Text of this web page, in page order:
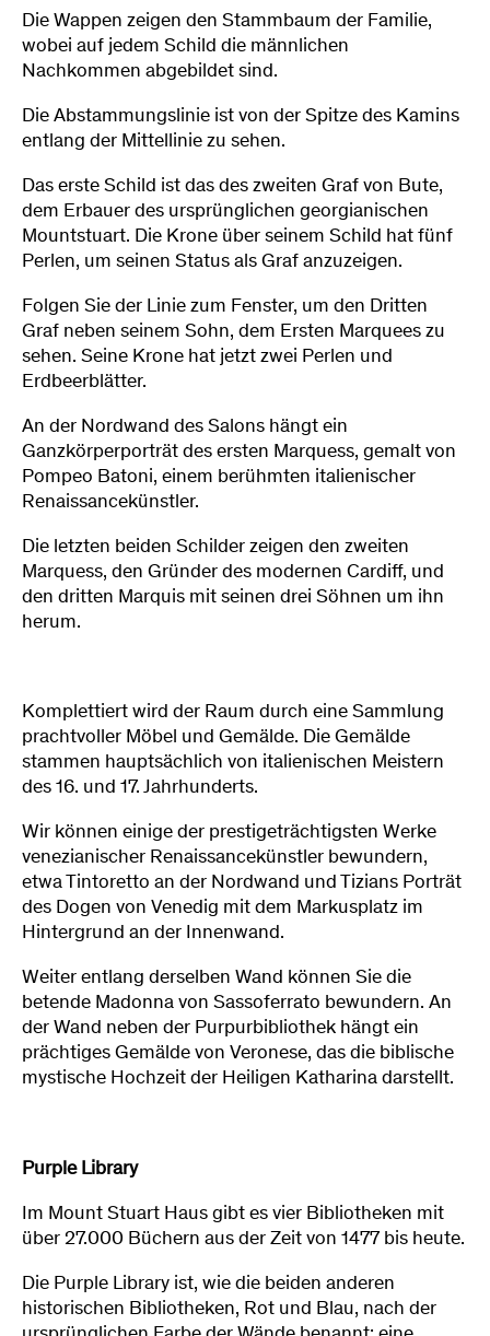
Die Wappen zeigen den Stammbaum der Familie,
wobei auf jedem Schild die männlichen
Nachkommen abgebildet sind.
Die Abstammungslinie ist von der Spitze des Kamins
entlang der Mittellinie zu sehen.
Das erste Schild ist das des zweiten Graf von Bute,
dem Erbauer des ursprünglichen georgianischen
Mountstuart. Die Krone über seinem Schild hat fünf
Perlen, um seinen Status als Graf anzuzeigen.
Folgen Sie der Linie zum Fenster, um den Dritten
Graf neben seinem Sohn, dem Ersten Marquees zu
sehen. Seine Krone hat jetzt zwei Perlen und
Erdbeerblätter.
An der Nordwand des Salons hängt ein
Ganzkörperporträt des ersten Marquess, gemalt von
Pompeo Batoni, einem berühmten italienischer
Renaissancekünstler.
Die letzten beiden Schilder zeigen den zweiten
Marquess, den Gründer des modernen Cardiff, und
den dritten Marquis mit seinen drei Söhnen um ihn
herum.
Komplettiert wird der Raum durch eine Sammlung
prachtvoller Möbel und Gemälde. Die Gemälde
stammen hauptsächlich von italienischen Meistern
des 16. und 17. Jahrhunderts.
Wir können einige der prestigeträchtigsten Werke
venezianischer Renaissancekünstler bewundern,
etwa Tintoretto an der Nordwand und Tizians Porträt
des Dogen von Venedig mit dem Markusplatz im
Hintergrund an der Innenwand.
Weiter entlang derselben Wand können Sie die
betende Madonna von Sassoferrato bewundern. An
der Wand neben der Purpurbibliothek hängt ein
prächtiges Gemälde von Veronese, das die biblische
mystische Hochzeit der Heiligen Katharina darstellt.
Purple Library
Im Mount Stuart Haus gibt es vier Bibliotheken mit
über 27.000 Büchern aus der Zeit von 1477 bis heute.
Die Purple Library ist, wie die beiden anderen
historischen Bibliotheken, Rot und Blau, nach der